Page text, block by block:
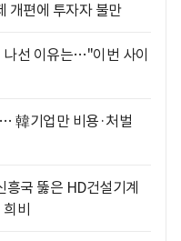
개편에 투자자 불만
선 이유는…"이번 사이
韓기업만 비용·처벌
국 뚫은 HD건설기계
비